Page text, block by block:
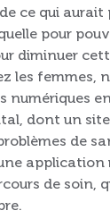
ce qui
pour
diminuer
les femmes,
numériques
dont un
de
application
de soin,